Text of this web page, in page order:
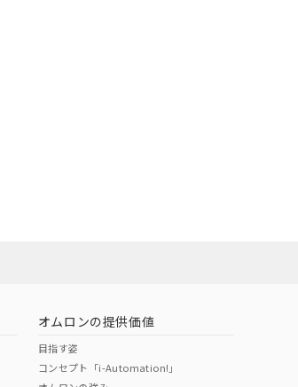
オムロンの提供価値
目指す姿
コンセプト「i-Automation!」